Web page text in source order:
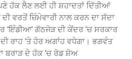
ਹੱਕ ਲੈਣ ਲਈ ਹੀ ਸ਼ਹਾਦਤਾਂ ਦਿੱਤੀਆਂ
ਵਰਤੋਂ ਜ਼ਿੰਮੇਵਾਰੀ ਨਾਲ ਕਰਨ ਦਾ ਸੱਦਾ
ਗੱਠਜੋੜ ਦੀ ਕੇਂਦਰ ’ਚ ਸਰਕਾਰ
ਰਾਹ ’ਤੇ ਹੋਰ ਅਗਾਂਹ ਵਧੇਗਾ। ਭਗਵੰਤ
ਬਰਾੜ ਦੇ ਹੱਕ ’ਚ ਰੋਡ ਸ਼ੋਅ